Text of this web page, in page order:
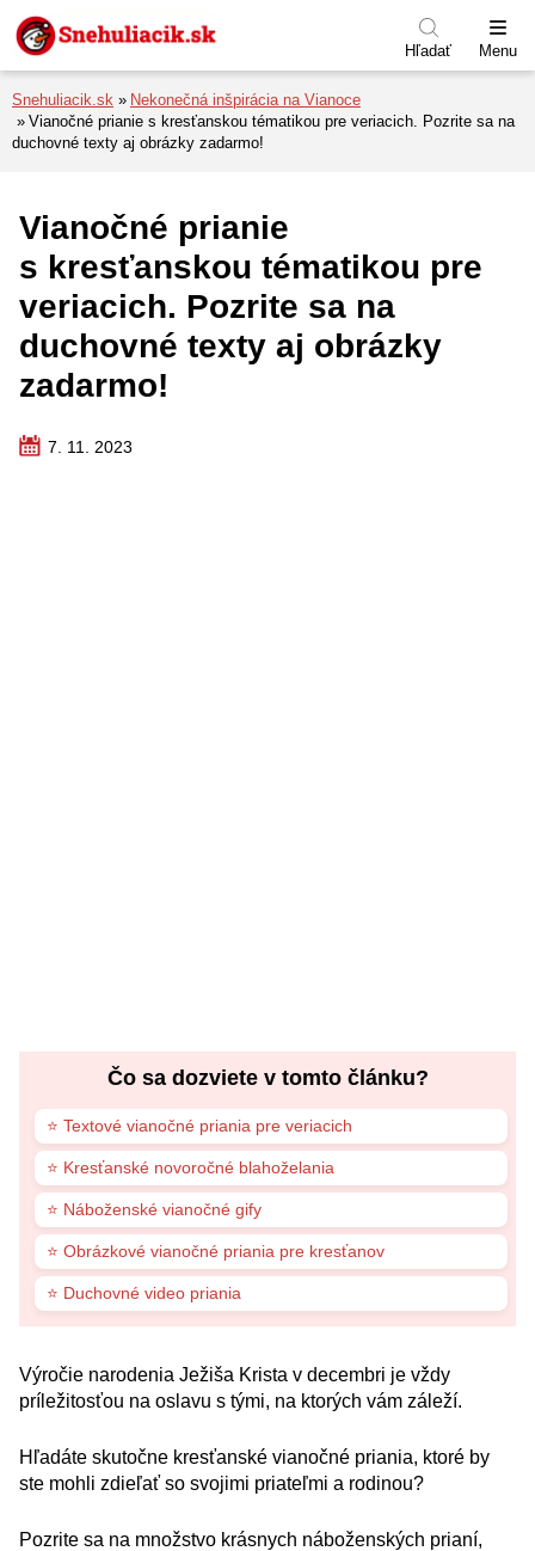
Preskočiť na menu
Preskočiť na obsah
Preskočiť na pätu
Hľadať Menu
Snehuliacik.sk
Nekonečná inšpirácia na Vianoce
Vianočné prianie s kresťanskou tématikou pre veriacich. Pozrite sa na
duchovné texty aj obrázky zadarmo!
Vianočné prianie
s kresťanskou tématikou pre
veriacich. Pozrite sa na
duchovné texty aj obrázky
zadarmo!
7. 11. 2023
Čo sa dozviete v tomto článku?
⭐ Textové vianočné priania pre veriacich
⭐ Kresťanské novoročné blahoželania
⭐ Náboženské vianočné gify
⭐ Obrázkové vianočné priania pre kresťanov
⭐ Duchovné video priania
Výročie narodenia Ježiša Krista v decembri je vždy
príležitosťou na oslavu s tými, na ktorých vám záleží.
Hľadáte skutočne kresťanské vianočné priania, ktoré by
ste mohli zdieľať so svojimi priateľmi a rodinou?
Pozrite sa na množstvo krásnych náboženských prianí,